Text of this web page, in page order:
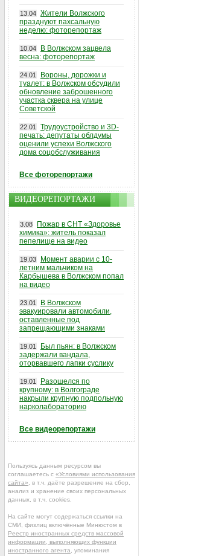
13.04 Жители Волжского
празднуют пахсальную
неделю: фоторепортаж
10.04
В Волжском зацвела
весна: фоторепортаж
24.01
Вороны, дорожки и
туалет: в Волжском обсудили
обновление заброшенного
участка сквера на улице
Советской
22.01
Трудоустройство и 3D-
печать: депутаты облдумы
оценили успехи Волжского
дома соцобслуживания
Все фоторепортажи
ВИДЕОРЕПОРТАЖИ
3.08
Пожар в СНТ «Здоровье
химика»: житель показал
пепелище на видео
19.03
Момент аварии с 10-
летним мальчиком на
Карбышева в Волжском попал
на видео
23.01
В Волжском
эвакуировали автомобили,
оставленные под
запрещающими знаками
19.01
Был пьян: в Волжском
задержали вандала,
оторвавшего лапки суслику
19.01
Разошелся по
крупному: в Волгограде
накрыли крупную подпольную
нарколабораторию
Все видеорепортажи
Пользуясь данным ресурсом вы
соглашаетесь с «Условиями использования
сайта» , в т.ч. даёте разрешение на сбор,
анализ и хранение своих персональных
данных, в т.ч. cookies.
На сайте могут содержаться ссылки на
СМИ, физлиц включённые Минюстом в
Реестр иностранных средств массовой
информации, выполняющих функции
иностранного агента , упоминания